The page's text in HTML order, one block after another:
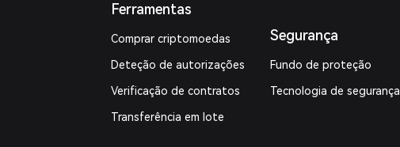
Ferramentas
Comprar criptomoedas
Deteção de autorizações
Verificação de contratos
Transferência em lote
Segurança
Fundo de proteção
Tecnologia de segurança